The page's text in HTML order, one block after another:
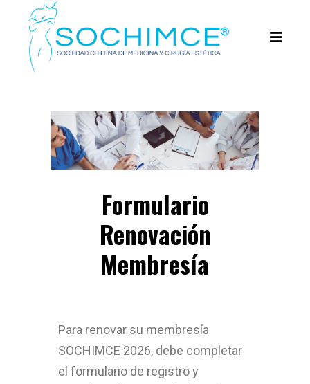
Formulario
Renovación
Membresía
Para renovar su membresía
SOCHIMCE 2026, debe completar
el formulario de registro y